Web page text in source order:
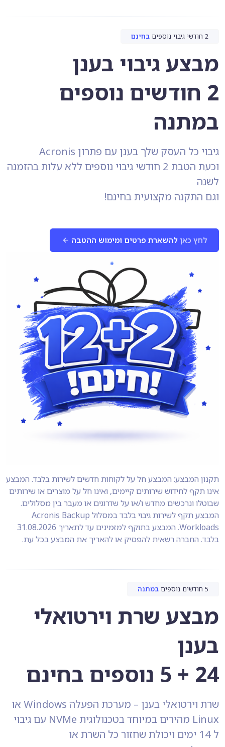
2 חודשי גיבוי נוספים בחינם
מבצע גיבוי בענן
2 חודשים נוספים
במתנה
גיבוי כל העסק שלך בענן עם פתרון Acronis
וכעת הטבת 2 חודשי גיבוי נוספים ללא עלות בהזמנה
לשנה
וגם התקנה מקצועית בחינם!
לחץ כאןלהשארת פרטים ומימוש ההטבה
תקנון המבצע: המבצע חל על לקוחות חדשים לשירות בלבד. המבצע
אינו תקף לחידוש שירותים קיימים, ואינו חל על מוצרים או שירותים
שבוטלו ונרכשים מחדש ו/או על שדרוגים או מעבר בין מסלולים.
המבצע תקף לשירות גיבוי בלבד במסלול Acronis Backup
Workloads. המבצע בתוקף למזמינים עד לתאריך 31.08.2026
בלבד. החברה רשאית להפסיק או להאריך את המבצע בכל עת.
5 חודשים נוספים במתנה
מבצע שרת וירטואלי
בענן
24 + 5 נוספים בחינם
שרת וירטואלי בענן – מערכת הפעלה Windows או
Linux מהירים במיוחד בטכנולוגית NVMe עם גיבוי
ל 14 ימים ויכולת שחזור כל השרת או